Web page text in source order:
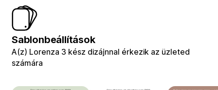
Sablonbeállítások
A(z) Lorenza 3 kész dizájnnal érkezik az üzleted
számára